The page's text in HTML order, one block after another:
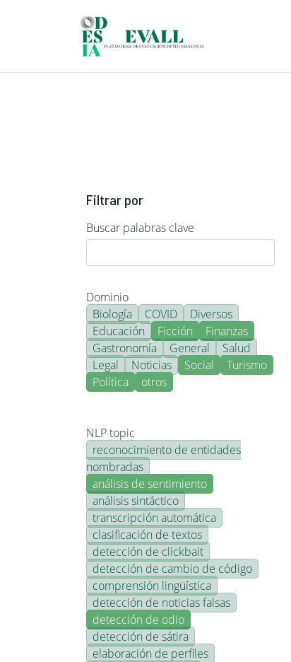
Filtrar por
Buscar palabras clave
Dominio
Biología
COVID
Diversos
Educación
Ficción
Finanzas
Gastronomía
General
Salud
Legal
Noticias Social
Turismo
Política
otros
NLP topic
reconocimiento de entidades
nombradas
análisis de sentimiento
análisis sintáctico
transcripción automática
clasificación de textos
detección de clickbait
detección de cambio de código
comprensión lingüística
detección de noticias falsas
detección de odio
detección de sátira
elaboración de perfiles